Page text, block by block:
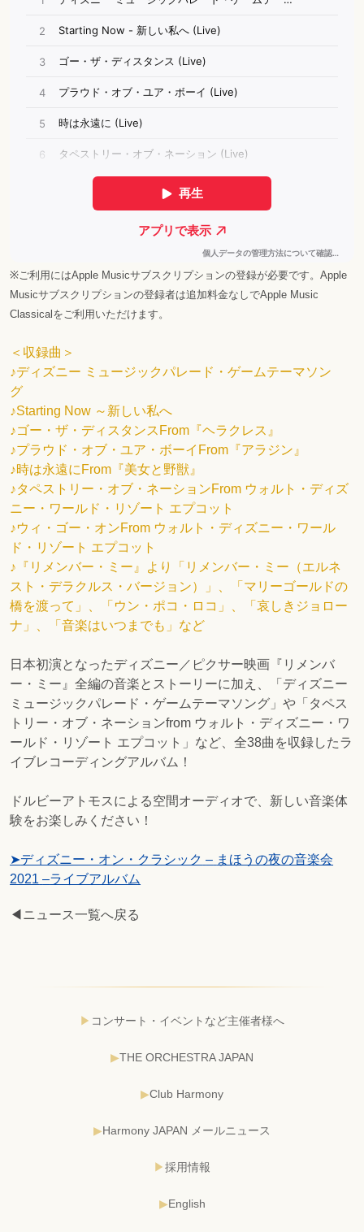
※ご利用にはApple Musicサブスクリプションの登録が必要です。Apple
Musicサブスクリプションの登録者は追加料金なしでApple Music
Classical をご利用いただけます。
＜収録曲＞
♪ディズニー ミュージックパレード・ゲームテーマソン
グ
♪Starting Now ～新しい私へ
♪ゴー・ザ・ディスタンスFrom『ヘラクレス』
♪プラウド・オブ・ユア・ボーイFrom『アラジン』
♪時は永遠にFrom『美女と野獣』
♪タペストリー・オブ・ネーションFrom ウォルト・ディズ
ニー・ワールド・リゾート エプコット
♪ウィ・ゴー・オンFrom ウォルト・ディズニー・ワール
ド・リゾート エプコット
♪『リメンバー・ミー』より「リメンバー・ミー（エルネ
スト・デラクルス・バージョン）」、「マリーゴールドの
橋を渡って」、「ウン・ポコ・ロコ」、「哀しきジョロー
ナ」、「音楽はいつまでも」など
日本初演となったディズニー／ピクサー映画『リメンバ
ー・ミー』全編の音楽とストーリーに加え、「ディズニー
ミュージックパレード・ゲームテーマソング」や「タペス
トリー・オブ・ネーションfrom ウォルト・ディズニー・ワ
ールド・リゾート エプコット」など、全38曲を収録したラ
イブレコーディングアルバム！
ドルビーアトモスによる空間オーディオで、新しい音楽体
験をお楽しみください！
➤ディズニー・オン・クラシック – まほうの夜の音楽会
2021 –ライブアルバム
◀ニュース一覧へ戻る
コンサート・イベントなど主催者様へ
THE ORCHESTRA JAPAN
Club Harmony
Harmony JAPAN メールニュース
採用情報
English